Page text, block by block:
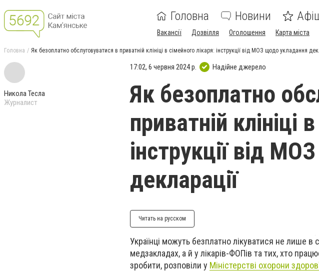
Головна Новини
Вакансії Дозвілля Оголошення Карта міста
Головна Як безоплатно обслуговуватися в приватній клініці в сімейного лікаря: інструкції від МОЗ щодо укладання
Никола Тесла
Журналист
17:02, 6 червня 2024 р. Надійне джерело
Як безоплатно
приватній клініці
інструкції від
декларації
Читать на русском
Українці можуть безплатно лікуватися не лише в
медзакладах, а й у лікарів-ФОПів та тих, хто
зробити, розповіли у Міністерстві охорони